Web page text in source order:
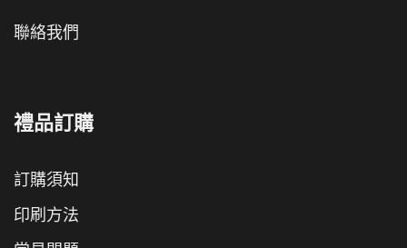
聯絡我們
禮品訂購
訂購須知
印刷方法